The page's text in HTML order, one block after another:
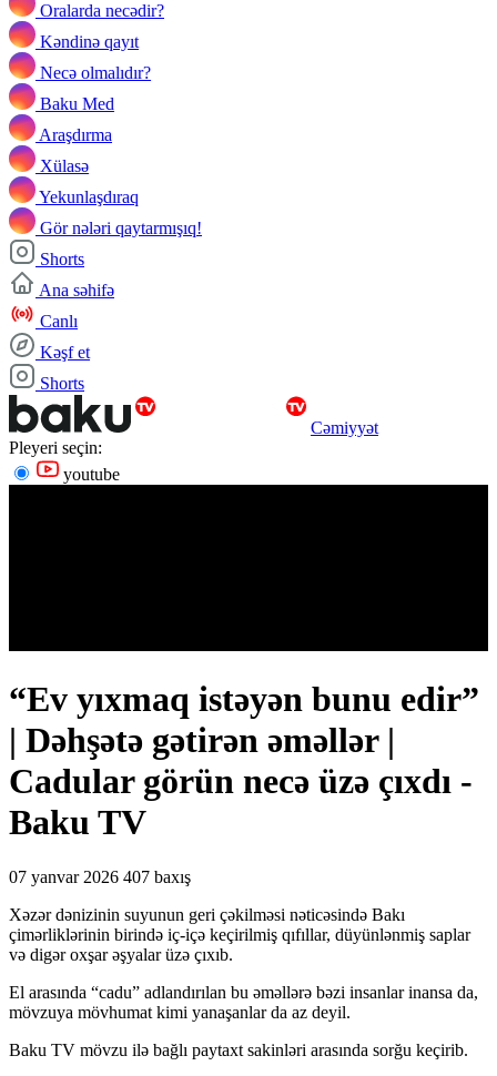
Oralarda necədir?
Kəndinə qayıt
Necə olmalıdır?
Baku Med
Araşdırma
Xülasə
Yekunlaşdıraq
Gör nələri qaytarmışıq!
Shorts
Ana səhifə
Canlı
Kəşf et
Shorts
Cəmiyyət
Pleyeri seçin:
youtube
“Ev yıxmaq istəyən bunu edir”
| Dəhşətə gətirən əməllər |
Cadular görün necə üzə çıxdı -
Baku TV
07 yanvar 2026 407 baxış
Xəzər dənizinin suyunun geri çəkilməsi nəticəsində Bakı
çimərliklərinin birində iç-içə keçirilmiş qıfıllar, düyünlənmiş saplar
və digər oxşar əşyalar üzə çıxıb.
El arasında “cadu” adlandırılan bu əməllərə bəzi insanlar inansa da,
mövzuya mövhumat kimi yanaşanlar da az deyil.
Baku TV mövzu ilə bağlı paytaxt sakinləri arasında sorğu keçirib.